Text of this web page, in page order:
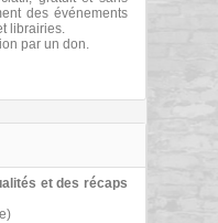
des événements
librairies.
par un don.
et des récaps